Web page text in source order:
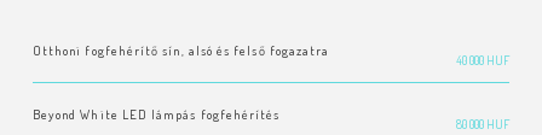
Otthoni fogfehérítő sín, alsó és felső fogazatra
40 000 HUF
Beyond White LED lámpás fogfehérítés
80 000 HUF